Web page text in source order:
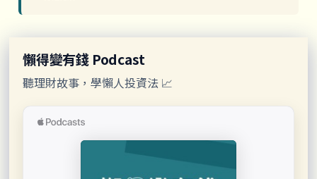
懶得變有錢 Podcast
聽理財故事，學懶人投資法 📈